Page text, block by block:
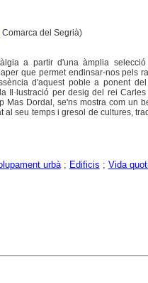
Comarca del Segrià)
a partir d'una àmplia
que permet endinsar-nos pels
d'aquest poble a ponent
Il·lustració per desig del rei
Dordal, se'ns mostra com un
seu temps i gresol de cultures,
urbà; Edificis ; Vida